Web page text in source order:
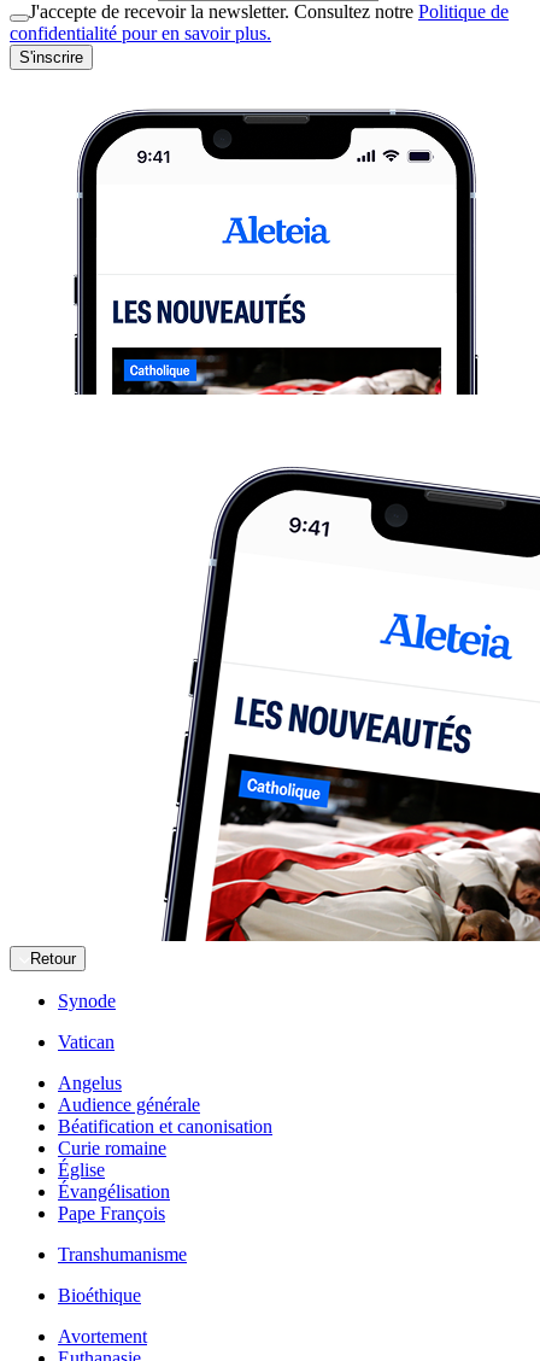
J'accepte de recevoir la newsletter. Consultez notre Politique de
confidentialité pour en savoir plus.
S'inscrire
Retour
Synode
Vatican
Angelus
Audience générale
Béatification et canonisation
Curie romaine
Église
Évangélisation
Pape François
Transhumanisme
Bioéthique
Avortement